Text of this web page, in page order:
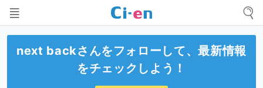
next backさんをフォローして、最新情報
をチェックしよう！